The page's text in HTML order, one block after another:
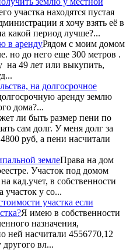
участка находятся пустая
я хочу взять её в
какой период лучше?...
в арендуРядом с моим домом
но до него еще 300 метров .
на 49 лет или выкупить,
на долгосрочное
аренду землю
дома?...
ли быть размер пени по
сам долг. У меня долг за
руб, а пени насчитали
землеПрава на дом
Участок под домом
кад.учет, в собственности
у со...
участка если
Я имею в собственности
назначения,
ней насчитали 4556770,12
другого вл...